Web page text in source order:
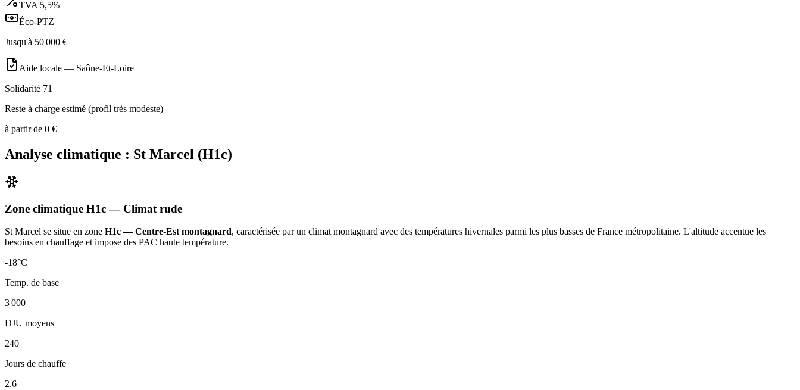
TVA 5,5%
Éco-PTZ
Jusqu'à 50 000 €
Aide locale — Saône-Et-Loire
Solidarité 71
Reste à charge estimé (profil très modeste)
à partir de 0 €
Analyse climatique : St Marcel (H1c)
Zone climatique H1c— Climat rude
St Marcel se situe en zone H1c — Centre-Est montagnard, caractérisée par un climat montagnard avec des températures hivernales parmi les plus basses de France métropolitaine. L'altitude accentue les
besoins en chauffage et impose des PAC haute température.
-18°C
Temp. de base
3 000
DJU moyens
240
Jours de chauffe
2.6